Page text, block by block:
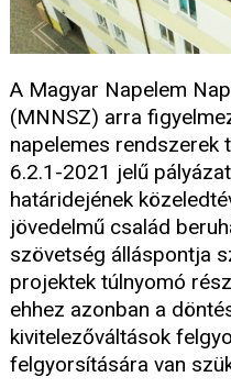
A Magyar Napelem
(MNNSZ) arra
napelemes rendszerek
6.2.1-2021 jelű
határidejének
jövedelmű család
szövetség álláspontja
projektek túlnyomó
ehhez azonban a
kivitelezőváltások
felgyorsítására van